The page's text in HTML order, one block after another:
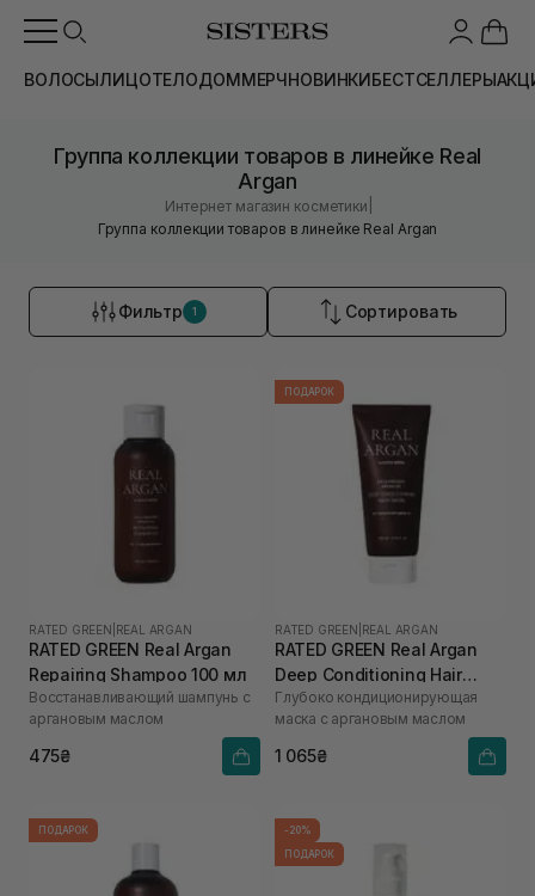
ВОЛОСЫЛИЦОТЕЛОДОММЕРЧНОВИНКИБЕСТСЕЛЛЕРЫ
Группа коллекции товаров в линейке Real
Argan
Интернет магазин косметики
Группа коллекции товаров в линейке Real Argan
Фильтр 1 Сортировать
RATED GREEN REAL ARGAN
RATED GREEN Real Argan
Repairing Shampoo 100 мл
Восстанавливающий шампунь с
аргановым маслом
475₴
ПОДАРОК
RATED GREEN REAL ARGAN
RATED GREEN Real Argan
Deep Conditioning Hair
Mask 200 мл
Глубоко кондиционирующая
маска с аргановым маслом
1 065₴
ПОДАРОК
-20%
ПОДАРОК